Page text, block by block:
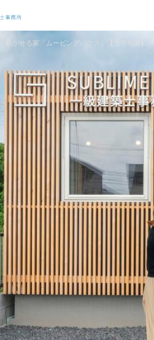
動かせる家「ムービングハウス」【見学可能】